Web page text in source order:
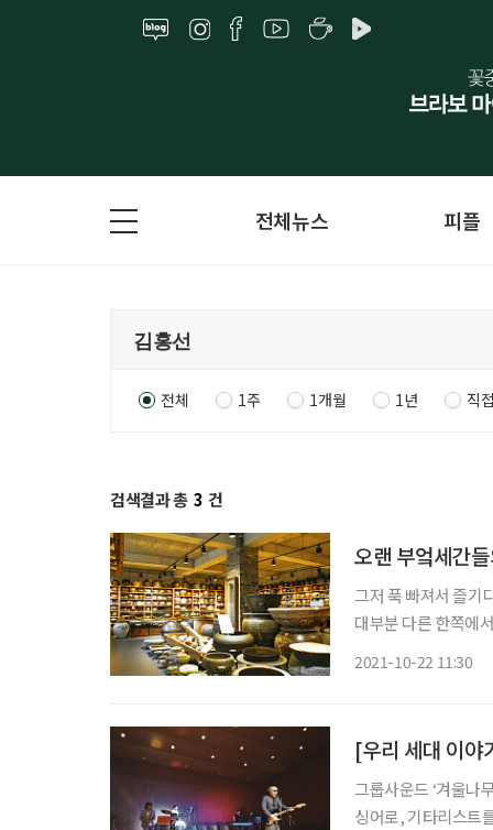
전체뉴스 피플
전체 1주 1개월 1년 직
검색결과 총 3 건
오랜 부엌세간
그저 푹 빠져서 즐기
대부분 다른 한쪽에
2021-10-22 11:30
그룹사운드 ‘겨울나
싱어로, 기타리스트